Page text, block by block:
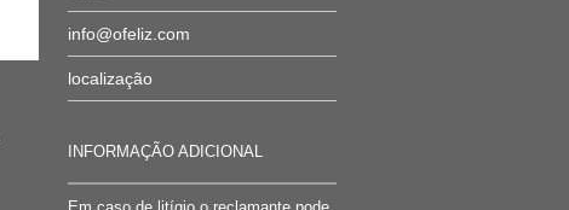
info@ofeliz.com
localização
INFORMAÇÃO ADICIONAL